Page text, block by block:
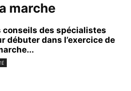
marche
conseils des spécialistes
débuter dans l’exercice de